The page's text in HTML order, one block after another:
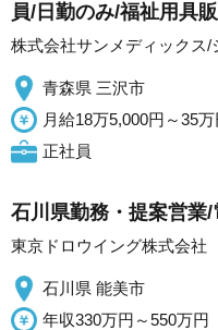
員/日勤のみ/福祉用具
株式会社サンメディックス
青森県 三沢市
月給18万5,000円～35万
正社員
石川県勤務・提案営業
東京ドロウイング株式会社
石川県 能美市
年収330万円～550万円